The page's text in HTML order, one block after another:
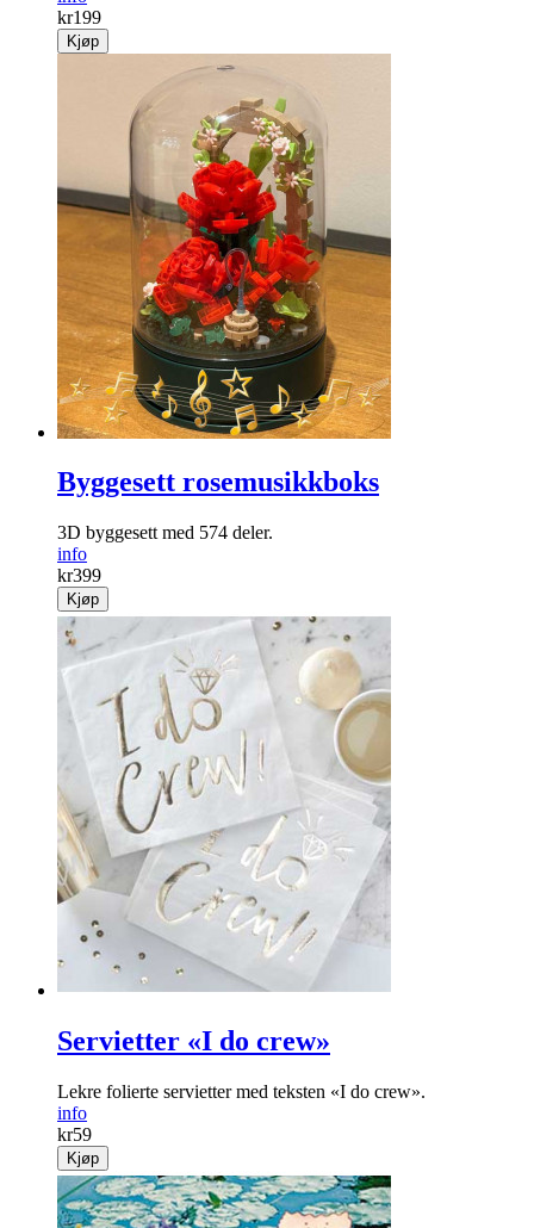
kr199
Kjøp
Byggesett rosemusikkboks
3D byggesett med 574 deler.
info
kr399
Kjøp
Servietter «I do crew»
Lekre folierte servietter med teksten «I do crew».
info
kr59
Kjøp